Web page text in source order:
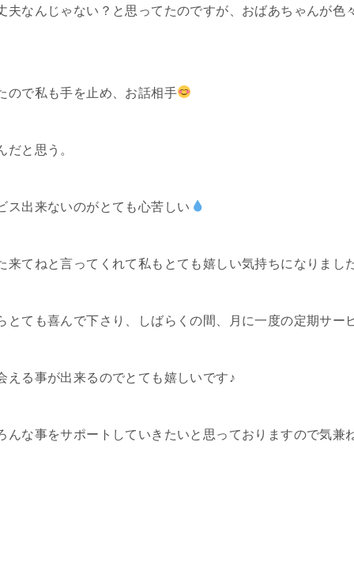
夫なんじゃない？と思ってたのですが、おばあちゃんが色
ので私も手を止め、お話相手
だと思う。
ス出来ないのがとても心苦しい
来てねと言ってくれて私もとても嬉しい気持ちになりまし
とても喜んで下さり、しばらくの間、月に一度の定期サー
える事が出来るのでとても嬉しいです♪
んな事をサポートしていきたいと思っておりますので気兼